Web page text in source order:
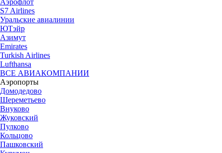
S7 Airlines
Уральские авиалинии
ЮТэйр
Азимут
Emirates
Turkish Airlines
Lufthansa
ВСЕ АВИАКОМПАНИИ
Аэропорты
Домодедово
Шереметьево
Внуково
Жуковский
Пулково
Кольцово
Пашковский